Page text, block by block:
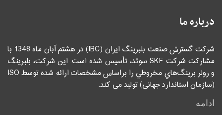
درباره ما
شرکت گسترش صنعت بلبرینگ ایران (IBC) در هشتم آبان ماه 1348 با
مشاركت شركت SKF سوئد، تأسيس شده است. اين شركت، بلبرينگ
و رولر برينگ‌هاي مخروطي را براساس مشخصات ارائه شده توسط ISO
(سازمان استاندارد جهانی) توليد می كند.
ادامه